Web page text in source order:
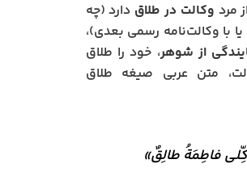
مرد وکالت در طلاق دارد (چه
با وکالت‌نامه رسمی بعدی)،
از شوهر، خود را طلاق
متن عربی صیغه طلاق
فاطِمَةُ طالِقٌ»